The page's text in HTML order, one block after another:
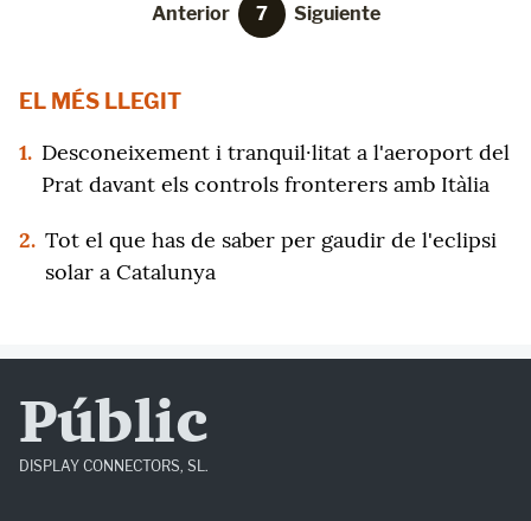
Anterior 7 Siguiente
EL MÉS LLEGIT
1. Desconeixement i tranquil·litat a l'aeroport del
Prat davant els controls fronterers amb Itàlia
2. Tot el que has de saber per gaudir de l'eclipsi
solar a Catalunya
Públic
DISPLAY CONNECTORS, SL.